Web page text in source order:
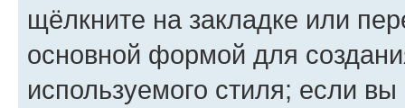
щёлкните на закладке или
основной формой для
используемого стиля; если